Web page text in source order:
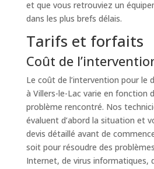
et que vous retrouviez un
dans les plus brefs délais.
Tarifs et forfaits
Coût de
Le coût de l’intervention pour le
à Villers-le-Lac varie en fonction
problème rencontré. Nos
évaluent d’abord la situation et
devis détaillé avant de
soit pour résoudre des
Internet, de virus informatiques,